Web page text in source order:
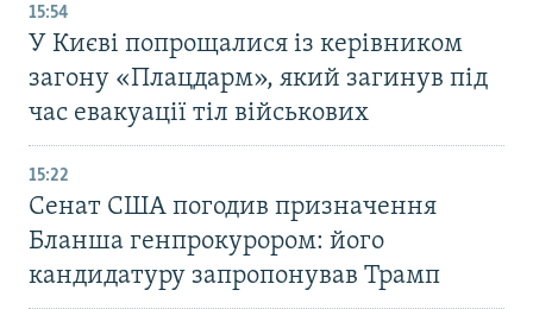
15:54
У Києві попрощалися із керівником
загону «Плацдарм», який загинув під
час евакуації тіл військових
15:22
Сенат США погодив призначення
Бланша генпрокурором: його
кандидатуру запропонував Трамп